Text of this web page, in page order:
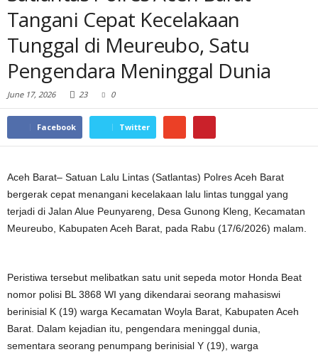
Tangani Cepat Kecelakaan
Tunggal di Meureubo, Satu
Pengendara Meninggal Dunia
June 17, 2026 23 0
Facebook Twitter
Aceh Barat– Satuan Lalu Lintas (Satlantas) Polres Aceh Barat
bergerak cepat menangani kecelakaan lalu lintas tunggal yang
terjadi di Jalan Alue Peunyareng, Desa Gunong Kleng, Kecamatan
Meureubo, Kabupaten Aceh Barat, pada Rabu (17/6/2026) malam.
Peristiwa tersebut melibatkan satu unit sepeda motor Honda Beat
nomor polisi BL 3868 WI yang dikendarai seorang mahasiswi
berinisial K (19) warga Kecamatan Woyla Barat, Kabupaten Aceh
Barat. Dalam kejadian itu, pengendara meninggal dunia,
sementara seorang penumpang berinisial Y (19), warga